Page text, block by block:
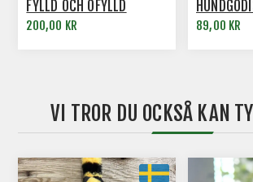
FYLLD OCH OFYLLD
200,00 KR
HUNDMAT
89,00 KR
VI TROR DU OCKSÅ KAN